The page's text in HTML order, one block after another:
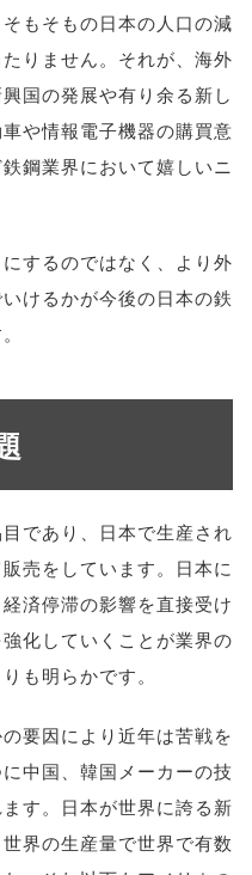
もそもの日本の人口の減
りません。それが、海外
国の発展や有り余る新し
や情報電子機器の購買意
鋼業界において嬉しいニ
するのではなく、より外
けるかが今後の日本の鉄
であり、日本で生産され
売をしています。日本に
済停滞の影響を直接受け
化していくことが業界の
も明らかです。
要因により近年は苦戦を
中国、韓国メーカーの技
す。日本が世界に誇る新
界の生産量で世界で有数